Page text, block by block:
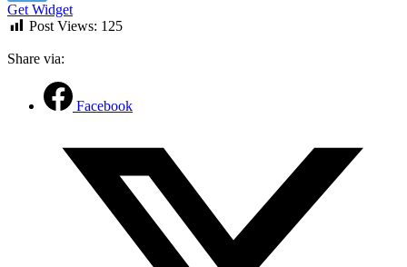
Get Widget
Post Views: 125
Share via:
Facebook